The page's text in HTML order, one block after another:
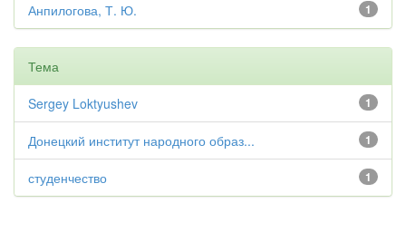
1
Анпилогова, Т. Ю.
Тема
1
Sergey Loktyushev
1
Донецкий институт народного образ...
1
студенчество